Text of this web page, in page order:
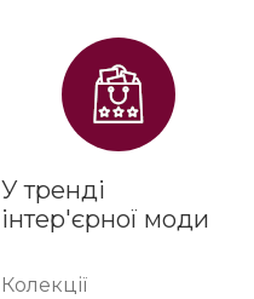
У тренді
інтер'єрної моди
Колекції